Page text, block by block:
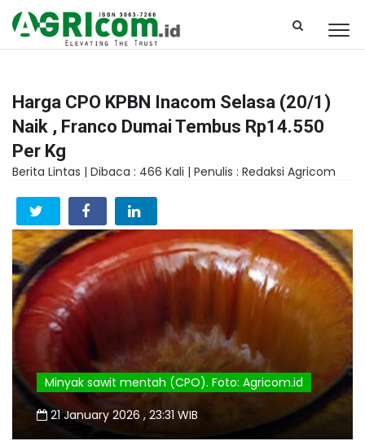
Harga CPO KPBN Inacom Selasa (20/1)
Naik , Franco Dumai Tembus Rp14.550
Per Kg
Berita Lintas | Dibaca : 466 Kali | Penulis : Redaksi Agricom
Minyak sawit mentah (CPO). Foto: Agricom.id
21 January 2026 , 23:31 WIB